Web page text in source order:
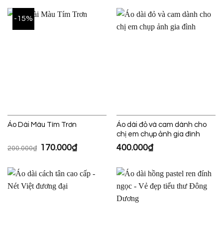
-15%
Áo Dài Màu Tím Trơn
200.000₫
Giá
170.000₫Giá
hiện
170.000₫.
Áo dài đỏ và cam dành cho
chị em chụp ảnh gia đình
400.000₫